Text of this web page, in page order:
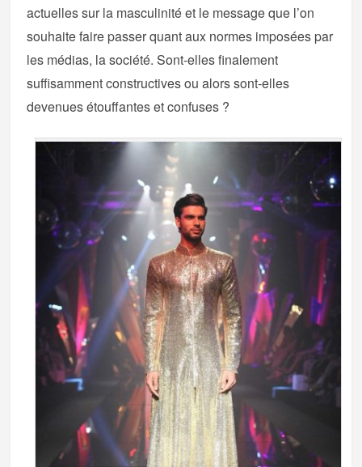
actuelles sur la masculinité et le message que l’on
souhaite faire passer quant aux normes imposées par
les médias, la société. Sont-elles finalement
suffisamment constructives ou alors sont-elles
devenues étouffantes et confuses ?